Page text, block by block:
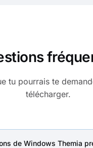
tu pourrais te
télécharger.
de Windows Themia